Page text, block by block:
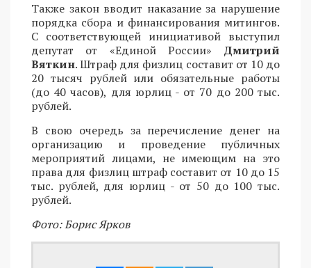
Также закон вводит наказание за нарушение
порядка сбора и финансирования митингов.
С соответствующей инициативой выступил
депутат от «Единой России» Дмитрий
Вяткин. Штраф для физлиц составит от 10 до
20 тысяч рублей или обязательные работы
(до 40 часов), для юрлиц - от 70 до 200 тыс.
рублей.
В свою очередь за перечисление денег на
организацию и проведение публичных
мероприятий лицами, не имеющим на это
права для физлиц штраф составит от 10 до 15
тыс. рублей, для юрлиц - от 50 до 100 тыс.
рублей.
Фото: Борис Ярков